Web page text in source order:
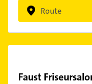
Route
Faust